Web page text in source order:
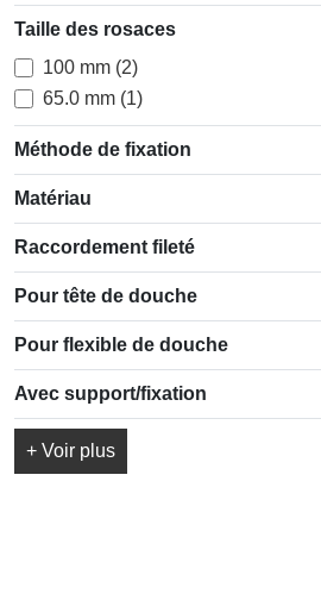
Taille des rosaces
100 mm (2)
65.0 mm (1)
Méthode de fixation
Matériau
Raccordement fileté
Pour tête de douche
Pour flexible de douche
Avec support/fixation
+ Voir plus